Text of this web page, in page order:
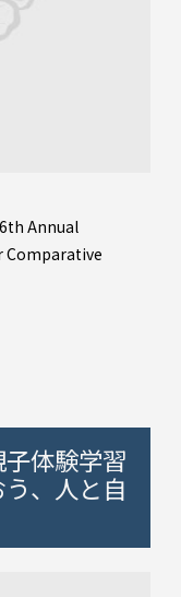
Annual
Comparative
体験学習
、人と自